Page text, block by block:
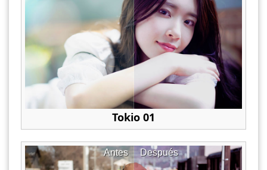
Tokio 01
Después
Antes